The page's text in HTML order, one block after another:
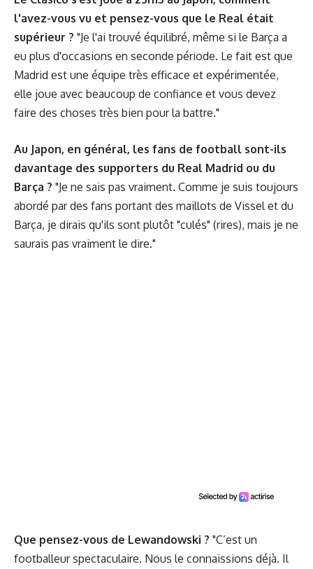
l'avez-vous vu et pensez-vous que le Real était
supérieur ? "Je l'ai trouvé équilibré, même si le Barça a
eu plus d'occasions en seconde période. Le fait est que
Madrid est une équipe très efficace et expérimentée,
elle joue avec beaucoup de confiance et vous devez
faire des choses très bien pour la battre."
Au Japon, en général, les fans de football sont-ils
davantage des supporters du Real Madrid ou du
Barça ? "Je ne sais pas vraiment. Comme je suis toujours
abordé par des fans portant des maillots de Vissel et du
Barça, je dirais qu'ils sont plutôt "culés" (rires), mais je ne
saurais pas vraiment le dire."
Que pensez-vous de Lewandowski ? "C’est un
footballeur spectaculaire. Nous le connaissions déjà. Il